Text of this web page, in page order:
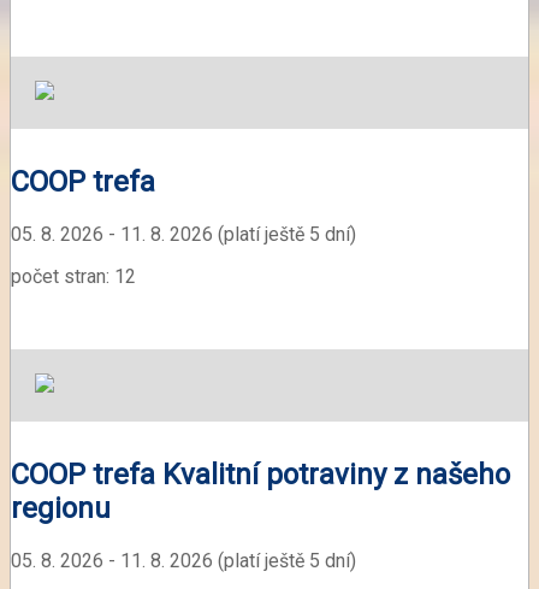
COOP trefa
05. 8. 2026 - 11. 8. 2026 (platí ještě 5 dní)
počet stran: 12
COOP trefa Kvalitní potraviny z našeho
regionu
05. 8. 2026 - 11. 8. 2026 (platí ještě 5 dní)